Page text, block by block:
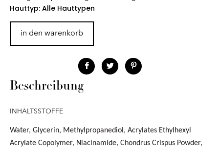
Hauttyp: Alle Hauttypen
in den warenkorb
Beschreibung
INHALTSSTOFFE
Water, Glycerin, Methylpropanediol, Acrylates Ethylhexyl
Acrylate Copolymer, Niacinamide, Chondrus Crispus Powder,